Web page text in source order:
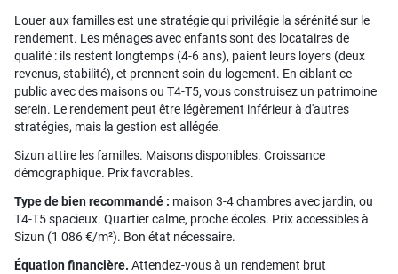
Louer aux familles est une stratégie qui privilégie la sérénité sur le
rendement. Les ménages avec enfants sont des locataires de
qualité : ils restent longtemps (4-6 ans), paient leurs loyers (deux
revenus, stabilité), et prennent soin du logement. En ciblant ce
public avec des maisons ou T4-T5, vous construisez un patrimoine
serein. Le rendement peut être légèrement inférieur à d'autres
stratégies, mais la gestion est allégée.
Sizun attire les familles. Maisons disponibles. Croissance
démographique. Prix favorables.
Type de bien recommandé : maison 3-4 chambres avec jardin, ou
T4-T5 spacieux. Quartier calme, proche écoles. Prix accessibles à
Sizun (1 086 €/m²). Bon état nécessaire.
Équation financière. Attendez-vous à un rendement brut